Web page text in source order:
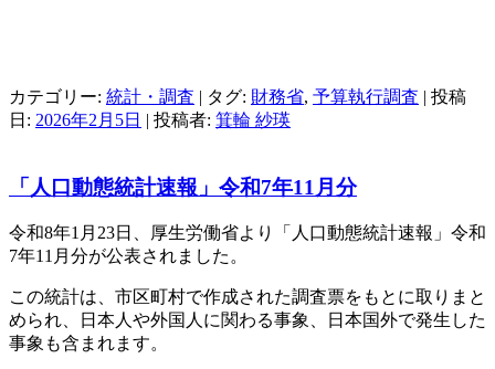
カテゴリー: 統計・調査 | タグ: 財務省, 予算執行調査 | 投稿
日: 2026年2月5日 | 投稿者: 箕輪 紗瑛
「人口動態統計速報」令和7年11月分
令和8年1月23日、厚生労働省より「人口動態統計速報」令和
7年11月分が公表されました。
この統計は、市区町村で作成された調査票をもとに取りまと
められ、日本人や外国人に関わる事象、日本国外で発生した
事象も含まれます。